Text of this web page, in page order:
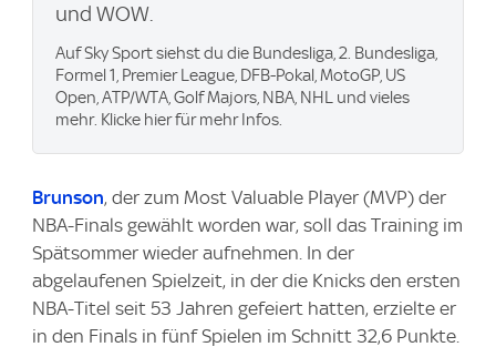
und WOW.
Auf Sky Sport siehst du die Bundesliga, 2. Bundesliga,
Formel 1, Premier League, DFB-Pokal, MotoGP, US
Open, ATP/WTA, Golf Majors, NBA, NHL und vieles
mehr. Klicke hier für mehr Infos.
Brunson, der zum Most Valuable Player (MVP) der
NBA-Finals gewählt worden war, soll das Training im
Spätsommer wieder aufnehmen. In der
abgelaufenen Spielzeit, in der die Knicks den ersten
NBA-Titel seit 53 Jahren gefeiert hatten, erzielte er
in den Finals in fünf Spielen im Schnitt 32,6 Punkte.